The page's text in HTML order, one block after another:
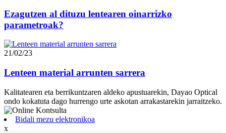
Ezagutzen al dituzu lentearen oinarrizko
parametroak?
21/02/23
Lenteen material arrunten sarrera
Kalitatearen eta berrikuntzaren aldeko apustuarekin, Dayao Optical
ondo kokatuta dago hurrengo urte askotan arrakastarekin jarraitzeko.
Bidali mezu elektronikoa
x